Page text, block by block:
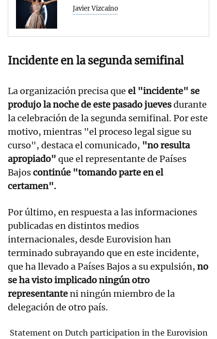
Javier Vizcaíno
Incidente en la segunda semifinal
La organización precisa que el "incidente" se
produjo la noche de este pasado juevesdurante
la celebración de la segunda semifinal. Por este
motivo, mientras "el proceso legal sigue su
curso", destaca el comunicado, "no resulta
apropiado" que el representante de Países
Bajoscontinúe "tomando parte en el
certamen".
Por último, en respuesta a las informaciones
publicadas en distintos medios
internacionales, desde Eurovision han
terminado subrayando que en este incidente,
que ha llevado a Países Bajos a su expulsión, no
se ha visto implicado ningún otro
representanteni ningún miembro de la
delegación de otro país.
Statement on Dutch participation in the Eurovision